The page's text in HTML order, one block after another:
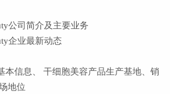
司简介及主要业务
企业最新动态
信息、 干细胞美容产品生产基地、销
地位